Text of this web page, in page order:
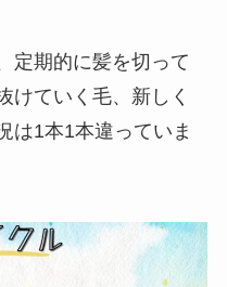
定期的に髪を切って
けていく毛、新しく
は1本1本違っていま